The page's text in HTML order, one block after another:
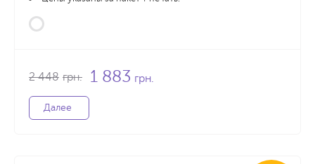
2 448 грн. 1 883 грн.
Далее